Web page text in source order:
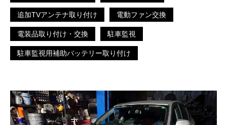
追加TVアンテナ取り付け 電動ファン交換
電装品取り付け・交換 駐車監視
駐車監視用補助バッテリー取り付け